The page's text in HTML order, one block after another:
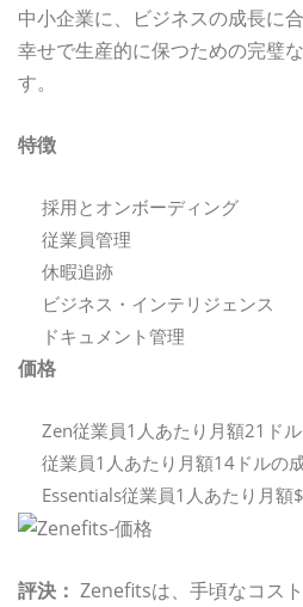
中小企業に、ビジネスの成長に
幸せで生産的に保つための完璧
す。
特徴
採用とオンボーディング
従業員管理
休暇追跡
ビジネス・インテリジェンス
ドキュメント管理
価格
Zen従業員1人あたり月額21ドル
従業員1人あたり月額14ドルの
Essentials従業員1人あたり月額
評決： Zenefitsは、手頃なコス